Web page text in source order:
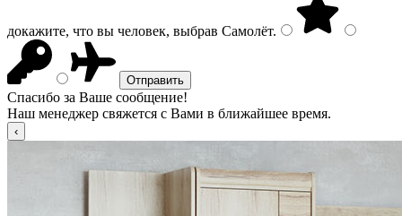
докажите, что вы человек, выбрав Самолёт.
Спасибо за Ваше сообщение!
Наш менеджер свяжется с Вами в ближайшее время.